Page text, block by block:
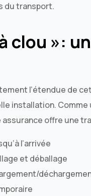
du transport.
clou »:
l’étendue de
installation.
offre une
l’arrivée
et déballage